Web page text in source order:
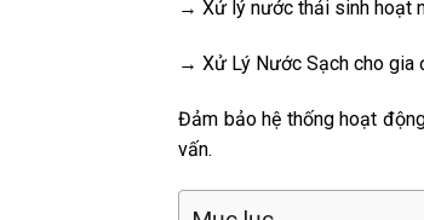
→ Xử lý nước thải sinh hoạt
→ Xử Lý Nước Sạch cho gia
Đảm bảo hệ thống hoạt
vấn.